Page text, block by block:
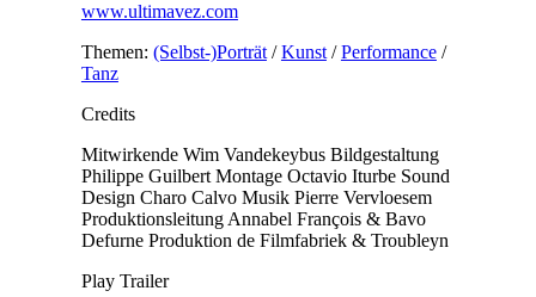
www.ultimavez.com
Themen: (Selbst-)Porträt/Kunst/Performance/
Tanz
Credits
Mitwirkende Wim Vandekeybus Bildgestaltung
Philippe Guilbert Montage Octavio Iturbe Sound
Design Charo Calvo Musik Pierre Vervloesem
Produktionsleitung Annabel François & Bavo
Defurne Produktion de Filmfabriek & Troubleyn
Play Trailer